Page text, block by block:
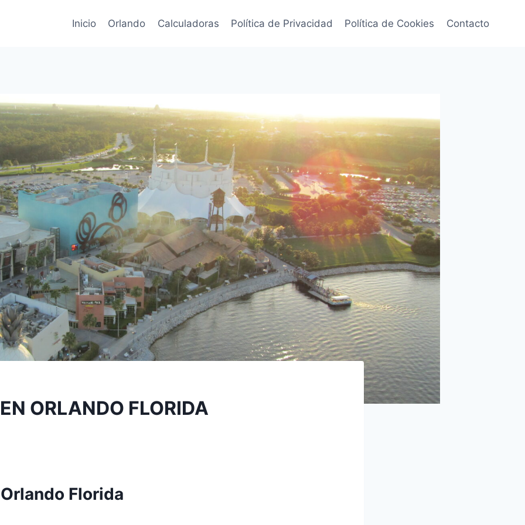
Inicio Orlando Calculadoras Política de Privacidad Política de Cookies Contacto
ORLANDO FLORIDA
Florida